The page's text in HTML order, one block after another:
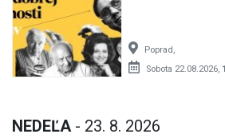
Poprad,
Sobota 22.08.2026,
NEDEĽA - 23. 8. 2026